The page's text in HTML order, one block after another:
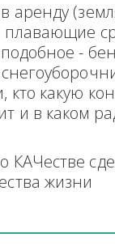
аренду
плавающие
-
кто какую
и в каком
КАЧестве
жизни